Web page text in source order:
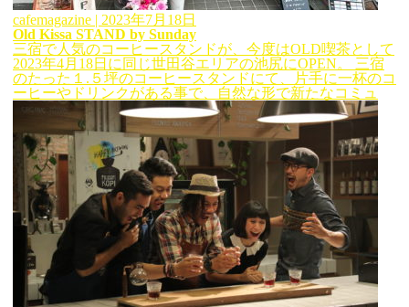
cafemagazine | 2023年7月18日
Old Kissa STAND by Sunday
三宿で人気のコーヒースタンドが、今度はOLD喫茶として
2023年4月18日に同じ世田谷エリアの池尻にOPEN。 三宿
のたった１.５坪のコーヒースタンドにて、片手に一杯のコ
ーヒーやドリンクがある事で、自然な形で新たなコミュ